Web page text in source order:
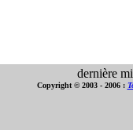
dernière
Copyright © 2003 - 2006 :